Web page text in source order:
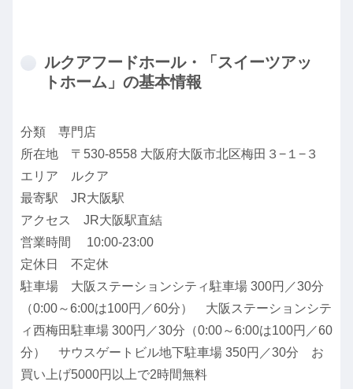
ルクアフードホール・「スイーツアッ
トホーム」の基本情報
分類 専門店
所在地 〒530-8558 大阪府大阪市北区梅田３−１−３
エリア ルクア
最寄駅 JR大阪駅
アクセス JR大阪駅直結
営業時間 10:00-23:00
定休日 不定休
駐車場 大阪ステーションシティ駐車場 300円／30分
（0:00～6:00は100円／60分） 大阪ステーションシテ
ィ西梅田駐車場 300円／30分（0:00～6:00は100円／60
分） サウスゲートビル地下駐車場 350円／30分 お
買い上げ5000円以上で2時間無料